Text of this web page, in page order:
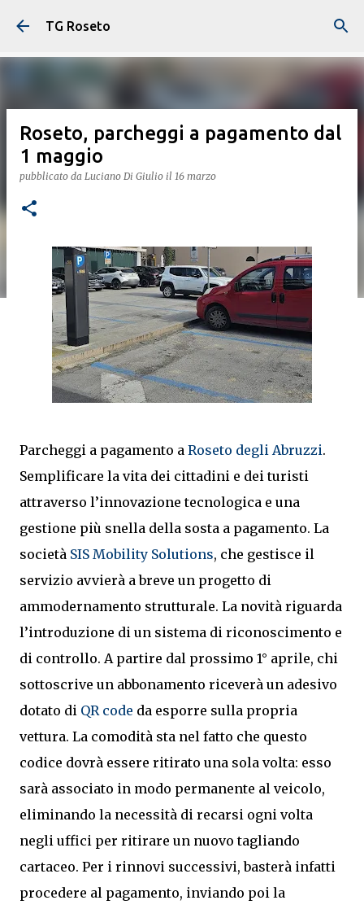
Passa ai contenuti principali
TG Roseto
Roseto, parcheggi a pagamento dal
1 maggio
pubblicato da Luciano Di Giulio il 16 marzo
Parcheggi a pagamento a Roseto degli Abruzzi.
Semplificare la vita dei cittadini e dei turisti
attraverso l’innovazione tecnologica e una
gestione più snella della sosta a pagamento. La
società SIS Mobility Solutions, che gestisce il
servizio avvierà a breve un progetto di
ammodernamento strutturale. La novità riguarda
l’introduzione di un sistema di riconoscimento e
di controllo. A partire dal prossimo 1° aprile, chi
sottoscrive un abbonamento riceverà un adesivo
dotato di QR code da esporre sulla propria
vettura. La comodità sta nel fatto che questo
codice dovrà essere ritirato una sola volta: esso
sarà associato in modo permanente al veicolo,
eliminando la necessità di recarsi ogni volta
negli uffici per ritirare un nuovo tagliando
cartaceo. Per i rinnovi successivi, basterà infatti
procedere al pagamento, inviando poi la